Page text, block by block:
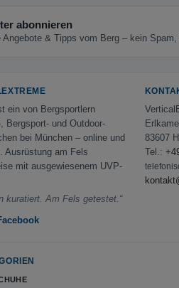
abonnieren
Angebote & Tipps vom Berg – kein
ein von Bergsportlern
Bergsport- und Outdoor-
bei München – online und
Ausrüstung am Fels
mit ausgewiesenem UVP-
kuratiert. Am Fels getestet.“
83607
Tel.: